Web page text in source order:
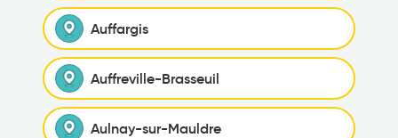
Auffargis
Auffreville-Brasseuil
Aulnay-sur-Mauldre